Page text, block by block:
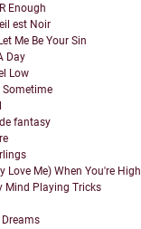
Enough
est Noir
Me Be Your Sin
Day
Low
Sometime
fantasy
Love Me) When You're High
Mind Playing Tricks